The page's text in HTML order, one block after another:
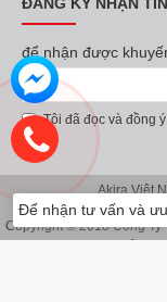
để nhận được
Tôi đã đọc và đồng
Akira Việt
Copyright © 2018 Công
Để nhận tư vấn và